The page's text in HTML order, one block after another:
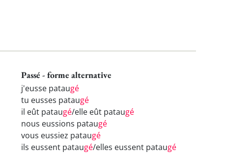
Passé - forme alternative
j'eusse pataugé
tu eusses pataugé
il eût pataugé/elle eût pataugé
nous eussions pataugé
vous eussiez pataugé
ils eussent pataugé/elles eussent pataugé